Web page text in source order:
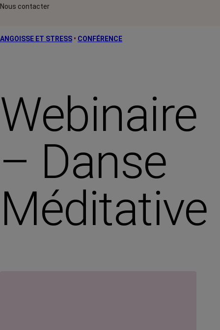
Nous contacter
ANGOISSE ET STRESS • CONFÉRENCE
Webinaire
– Danse
Méditative